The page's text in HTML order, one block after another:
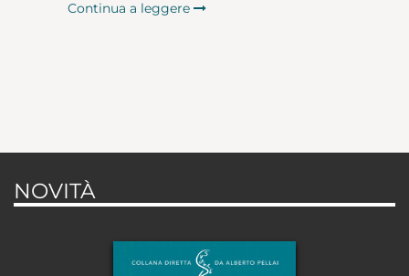
Continua a leggere
NOVITÀ